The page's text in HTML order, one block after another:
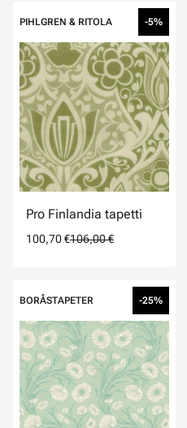
PIHLGREN & RITOLA -5%
Pro Finlandia tapetti
100,70 €106,00 €
BORÅSTAPETER -25%